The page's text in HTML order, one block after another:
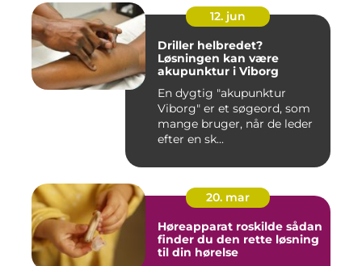
12. jun
Driller helbredet?
Løsningen kan være
akupunktur i Viborg
En dygtig "akupunktur
Viborg" er et søgeord, som
mange bruger, når de leder
efter en sk...
20. mar
Høreapparat roskilde sådan
finder du den rette løsning
til din hørelse